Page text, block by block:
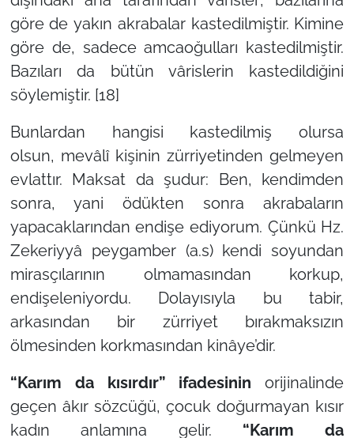
göre deyakın akrabalarkastedilmiştir. Kimine
göre de, sadece amcaoğulları kastedilmiştir.
Bazıları da bütün vârislerin kastedildiğini
söylemiştir. [18]
Bunlardan hangisi kastedilmiş olursa
olsun, mevâlî kişinin zürriyetinden gelmeyen
evlattır. Maksat da şudur: Ben, kendimden
sonra, yani ödükten sonra akrabaların
yapacaklarından endişe ediyorum. Çünkü Hz.
Zekeriyyâ peygamber (a.s) kendi soyundan
mirasçılarının olmamasından korkup,
endişeleniyordu. Dolayısıyla bu tabir,
arkasından bir zürriyet bırakmaksızın
ölmesinden korkmasından kinâye’dir.
“Karım da kısırdır” ifadesinin orijinalinde
geçen âkır sözcüğü,çocuk doğurmayan kısır
kadınanlamına gelir. “Karım da